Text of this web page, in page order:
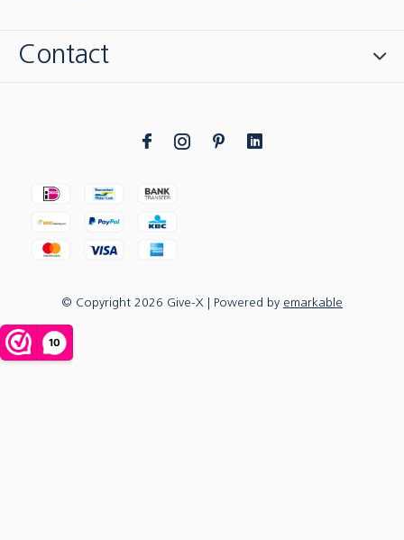
Contact
© Copyright 2026 Give-X | Powered by emarkable